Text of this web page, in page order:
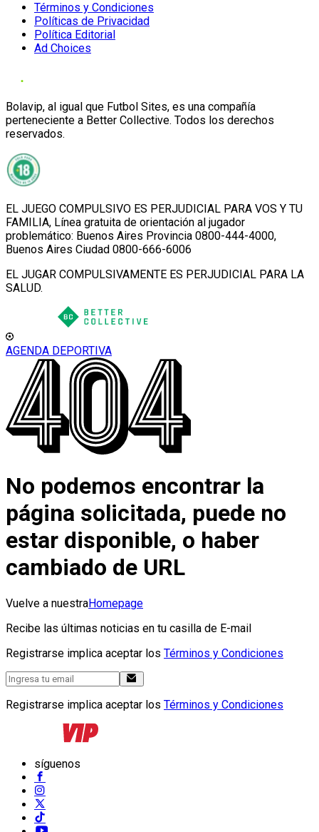
Términos y Condiciones
Políticas de Privacidad
Política Editorial
Ad Choices
Bolavip, al igual que Futbol Sites, es una compañía
perteneciente a Better Collective. Todos los derechos
reservados.
EL JUEGO COMPULSIVO ES PERJUDICIAL PARA VOS Y TU
FAMILIA, Línea gratuita de orientación al jugador
problemático: Buenos Aires Provincia 0800-444-4000,
Buenos Aires Ciudad 0800-666-6006
EL JUGAR COMPULSIVAMENTE ES PERJUDICIAL PARA LA
SALUD.
AGENDA DEPORTIVA
No podemos encontrar la
página solicitada, puede no
estar disponible, o haber
cambiado de URL
Vuelve a nuestraHomepage
Recibe las últimas noticias en tu casilla de E-mail
Registrarse implica aceptar los Términos y Condiciones
Registrarse implica aceptar los Términos y Condiciones
síguenos